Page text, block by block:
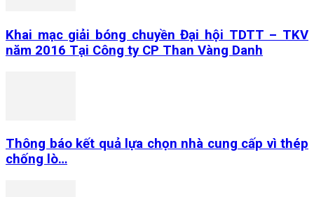
Khai mạc giải bóng chuyền Đại hội TDTT – TKV
năm 2016 Tại Công ty CP Than Vàng Danh
Thông báo kết quả lựa chọn nhà cung cấp vì thép
chống lò…